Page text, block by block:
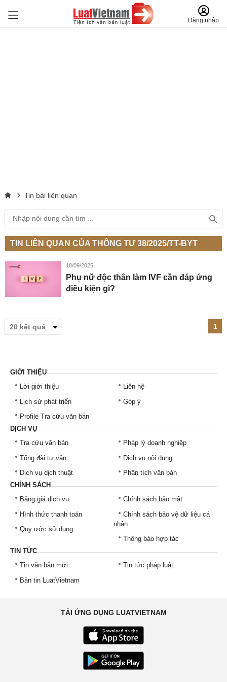
Đăng nhập
Tin bài liên quan
TIN LIÊN QUAN CỦA THÔNG TƯ 38/2025/TT-BYT
18/09/2025
Phụ nữ độc thân làm IVF cần đáp ứng
điều kiện gì?
1
GIỚI THIỆU
Lời giới thiệu
Lịch sử phát triển
Profile Tra cứu văn bản
Liên hệ
Góp ý
DỊCH VỤ
Tra cứu văn bản
Tổng đài tư vấn
Dịch vụ dịch thuật
Pháp lý doanh nghiệp
Dịch vụ nội dung
Phân tích văn bản
CHÍNH SÁCH
Bảng giá dịch vụ
Hình thức thanh toán
Quy ước sử dụng
Chính sách bảo mật
Chính sách bảo vệ dữ liệu cá
nhân
Thông báo hợp tác
TIN TỨC
Tin văn bản mới
Bản tin LuatVietnam
Tin tức pháp luật
TẢI ỨNG DỤNG LUATVIETNAM